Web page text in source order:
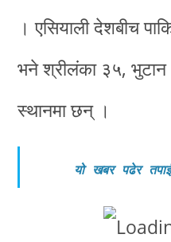
। एसियाली देशबीच
भने श्रीलंका ३५,
स्थानमा छन् ।
यो खबर पढेर